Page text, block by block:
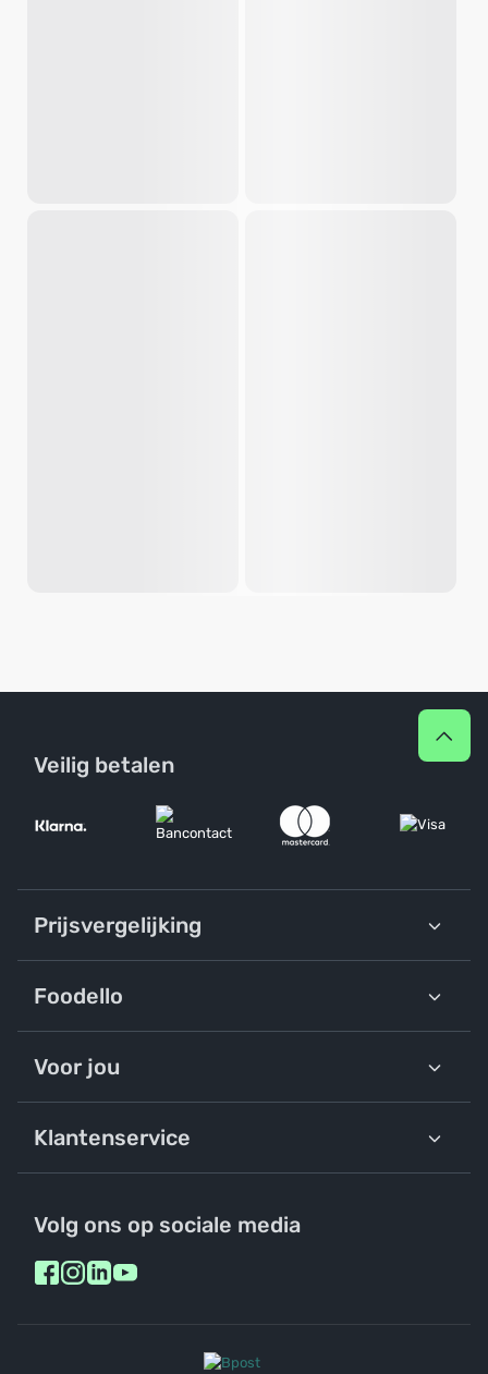
Veilig betalen
Prijsvergelijking
Foodello
Voor jou
Klantenservice
Volg ons op sociale media